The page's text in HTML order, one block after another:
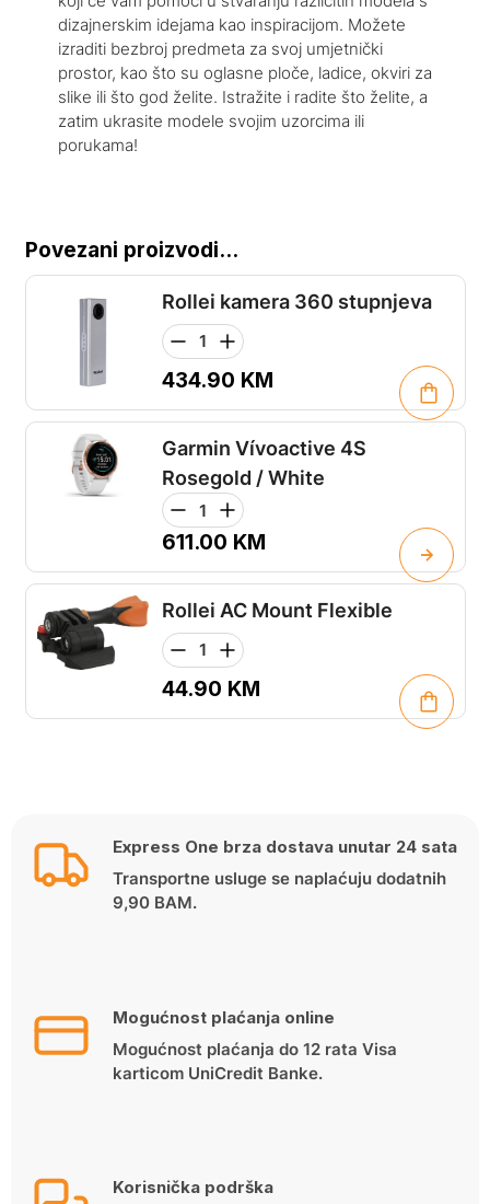
dizajnerskim idejama kao inspiracijom. Možete
izraditi bezbroj predmeta za svoj umjetnički
prostor, kao što su oglasne ploče, ladice, okviri za
slike ili što god želite. Istražite i radite što želite, a
zatim ukrasite modele svojim uzorcima ili
porukama!
Povezani proizvodi...
Rollei kamera 360 stupnjeva
434.90 KM
Garmin Vívoactive 4S
Rosegold / White
611.00 KM
Rollei AC Mount Flexible
44.90 KM
Express One brza dostava unutar 24 sata
Transportne usluge se naplaćuju dodatnih
9,90 BAM.
Mogućnost plaćanja online
Mogućnost plaćanja do 12 rata Visa
karticom UniCredit Banke.
Korisnička podrška